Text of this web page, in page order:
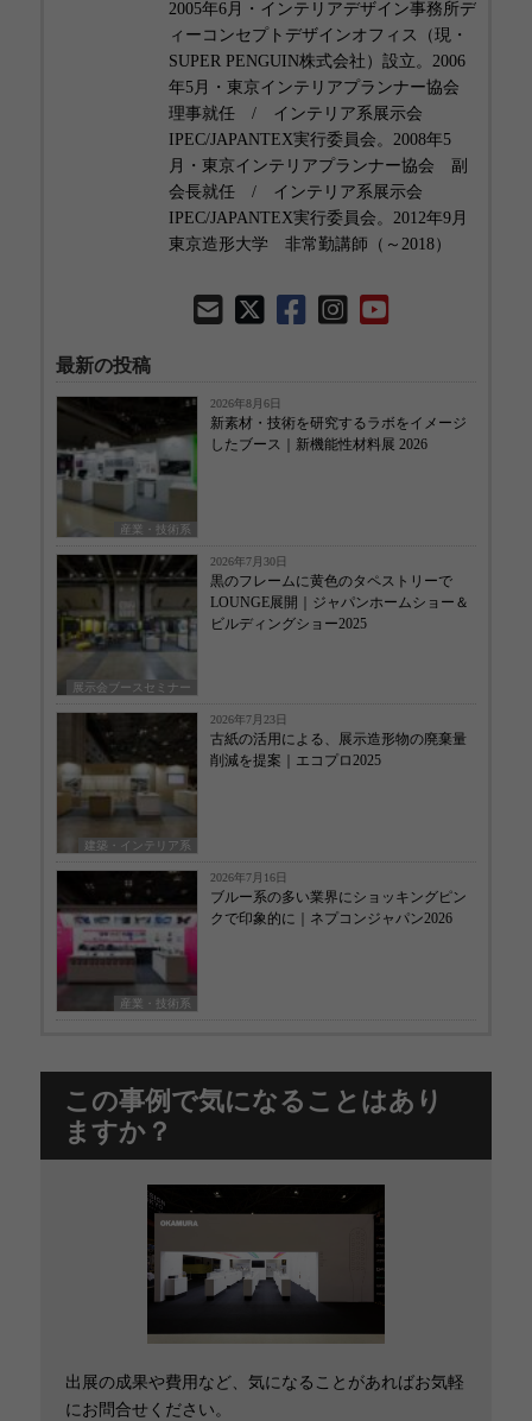
2005年6月・インテリアデザイン事務所デ
ィーコンセプトデザインオフィス（現・
SUPER PENGUIN株式会社）設立。2006
年5月・東京インテリアプランナー協会
理事就任 / インテリア系展示会
IPEC/JAPANTEX実行委員会。2008年5
月・東京インテリアプランナー協会 副
会長就任 / インテリア系展示会
IPEC/JAPANTEX実行委員会。2012年9月
東京造形大学 非常勤講師（～2018）
最新の投稿
産業・技術系
2026年8月6日
新素材・技術を研究するラボをイメージ
したブース｜新機能性材料展 2026
展示会ブースセミナー
2026年7月30日
黒のフレームに黄色のタペストリーで
LOUNGE展開｜ジャパンホームショー＆
ビルディングショー2025
建築・インテリア系
2026年7月23日
古紙の活用による、展示造形物の廃棄量
削減を提案｜エコプロ2025
産業・技術系
2026年7月16日
ブルー系の多い業界にショッキングピン
クで印象的に｜ネプコンジャパン2026
この事例で気になることはあり
ますか？
出展の成果や費用など、気になることがあればお気軽
にお問合せください。